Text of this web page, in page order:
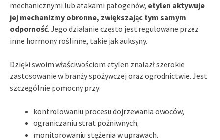
mechanicznymi lub atakami patogenów, etylen aktywuje
jej mechanizmy obronne, zwiększając tym samym
odporność. Jego działanie często jest regulowane przez
inne hormony roślinne, takie jak auksyny.
Dzięki swoim właściwościom etylen znalazł szerokie
zastosowanie w branży spożywczej oraz ogrodnictwie. Jest
szczególnie pomocny przy:
kontrolowaniu procesu dojrzewania owoców,
ograniczaniu strat pożniwnych,
monitorowaniu stężenia w uprawach.